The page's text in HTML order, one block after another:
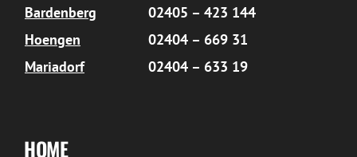
Bardenberg
02405 – 423 144
Hoengen
02404 – 669 31
Mariadorf
02404 – 633 19
HOME